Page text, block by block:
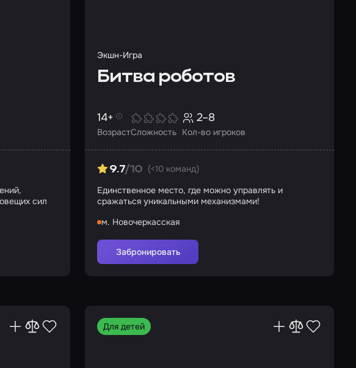
сил
Экшн-Игра
Битва роботов
Возраст
14+
Сложность Кол-во игроков
2–8
9.7/10 (<10 команд)
Единственное место, где можно управлять и
сражаться уникальными механизмами!
м. Новочеркасская
Забронировать
Для детей